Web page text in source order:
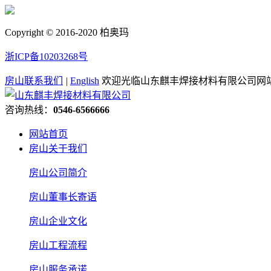
Copyright © 2016-2020 柏奥玛
浙ICP备10203268号
房山联系我们 | English 欢迎光临山东麒丰焊接材料有限公司网
咨询热线： 0546-6566666
网站首页
房山关于我们
房山公司简介
房山董事长寄语
房山企业文化
房山工程流程